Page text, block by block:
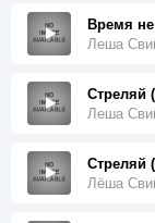
Время не
Леша
Стреляй
Леша
Лёша